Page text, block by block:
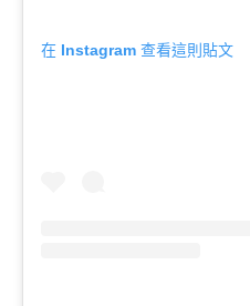
在 Instagram 查看這則貼文